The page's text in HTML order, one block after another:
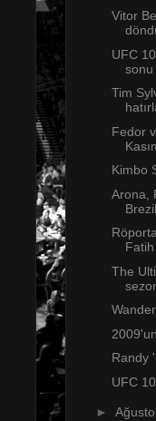
Vitor
UFC
Tim
Fedor
Kimbo
Arona,
Fatih
The
Randy
UFC
►